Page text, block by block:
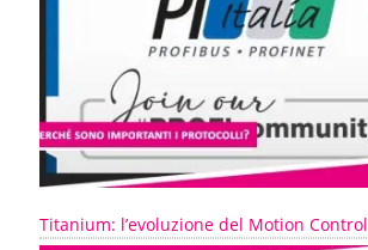
Titanium: l’evoluzione del Motion Control